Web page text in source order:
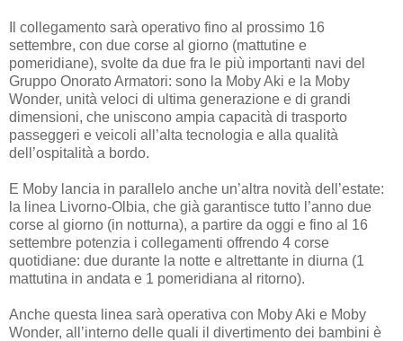
Il collegamento sarà operativo fino al prossimo 16
settembre, con due corse al giorno (mattutine e
pomeridiane), svolte da due fra le più importanti navi del
Gruppo Onorato Armatori: sono la Moby Aki e la Moby
Wonder, unità veloci di ultima generazione e di grandi
dimensioni, che uniscono ampia capacità di trasporto
passeggeri e veicoli all’alta tecnologia e alla qualità
dell’ospitalità a bordo.
E Moby lancia in parallelo anche un’altra novità dell’estate:
la linea Livorno-Olbia, che già garantisce tutto l’anno due
corse al giorno (in notturna), a partire da oggi e fino al 16
settembre potenzia i collegamenti offrendo 4 corse
quotidiane: due durante la notte e altrettante in diurna (1
mattutina in andata e 1 pomeridiana al ritorno).
Anche questa linea sarà operativa con Moby Aki e Moby
Wonder, all’interno delle quali il divertimento dei bambini è